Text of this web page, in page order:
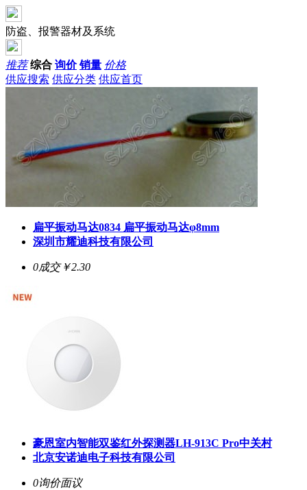
防盗、报警器材及系统
推荐 综合 询价 销量 价格
供应搜索 供应分类 供应首页
扁平振动马达0834 扁平振动马达φ8mm
深圳市耀迪科技有限公司
0成交￥2.30
豪恩室内智能双鉴红外探测器LH-913C Pro中关村
北京安诺迪电子科技有限公司
0询价面议